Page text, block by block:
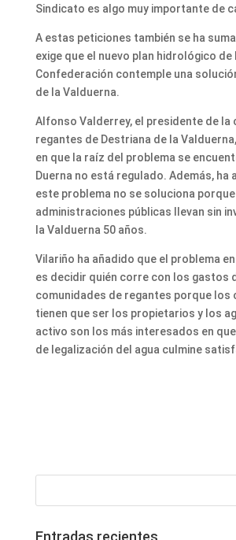
Sindicato es algo muy importante de
A estas peticiones también se ha
exige que el nuevo plan hidrológico de
Confederación contemple una
de la Valduerna.
Alfonso Valderrey, el presidente de la
regantes de Destriana de la
en que la raíz del problema se
Duerna no está regulado. Además, ha
este problema no se soluciona
administraciones públicas llevan sin
la Valduerna 50 años.
Vilariño ha añadido que el problema
es decidir quién corre con los gastos
comunidades de regantes porque los
tienen que ser los propietarios y los
activo son los más interesados en
de legalización del agua culmine
Entradas recientes